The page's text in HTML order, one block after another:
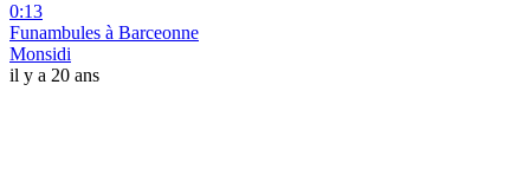
0:13
Funambules à Barceonne
Monsidi
il y a 20 ans